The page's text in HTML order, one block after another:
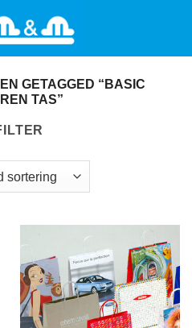
GETAGGED “BASIC
TAS”